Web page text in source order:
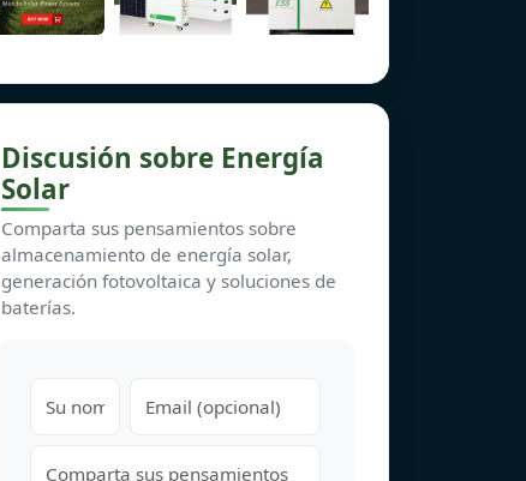
Discusión sobre Energía
Solar
Comparta sus pensamientos sobre
almacenamiento de energía solar,
generación fotovoltaica y soluciones de
baterías.